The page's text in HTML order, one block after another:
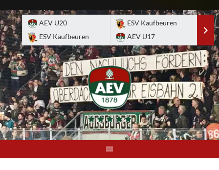
to
content
AEV U20
ESV Kaufbeuren
ESV Kaufbeuren
AEV U17